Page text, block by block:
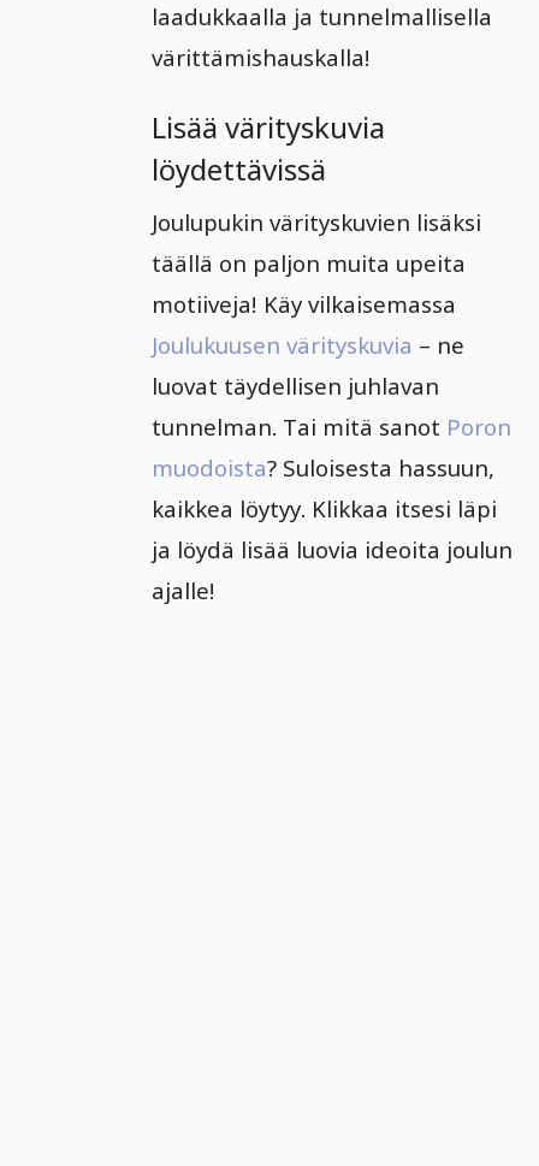
laadukkaalla ja tunnelmallisella
värittämishauskalla!
Lisää värityskuvia
löydettävissä
Joulupukin värityskuvien lisäksi
täällä on paljon muita upeita
motiiveja! Käy vilkaisemassa
Joulukuusen värityskuvia – ne
luovat täydellisen juhlavan
tunnelman. Tai mitä sanot Poron
muodoista? Suloisesta hassuun,
kaikkea löytyy. Klikkaa itsesi läpi
ja löydä lisää luovia ideoita joulun
ajalle!